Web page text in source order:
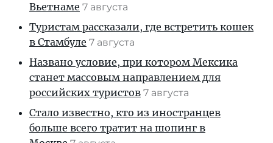
Вьетнаме 7 августа
Туристам рассказали, где встретить кошек
в Стамбуле 7 августа
Названо условие, при котором Мексика
станет массовым направлением для
российских туристов 7 августа
Стало известно, кто из иностранцев
больше всего тратит на шопинг в